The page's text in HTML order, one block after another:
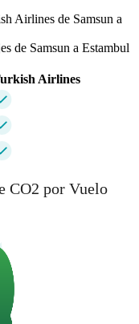
Airlines de Samsun a
de Samsun a Estambul
Airlines
CO2 por Vuelo